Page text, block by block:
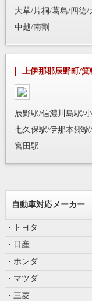
大草/片桐/葛島/四徳
中越/南割
上伊那郡辰野町/
辰野駅/信濃川島駅/
七久保駅/伊那本郷
宮田駅
自動車対応メーカー
・トヨタ
・日産
・ホンダ
・マツダ
・三菱